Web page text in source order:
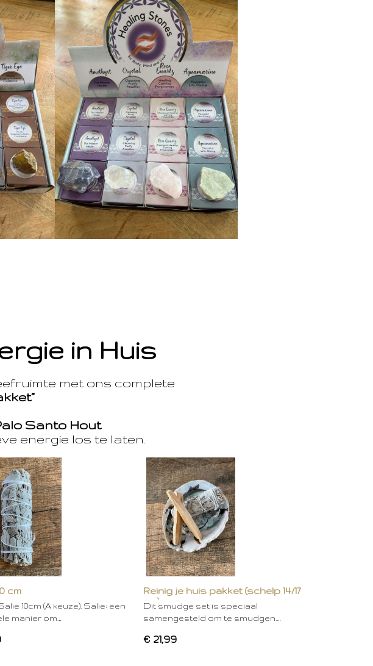
in Huis
met ons complete
Santo Hout
energie los te laten.
cm
10cm (A keuze). Salie: een
manier om…
Reinig je huis pakket (schelp 14/17
cm)
Dit smudge set is speciaal
samengesteld om te smudgen.…
€ 21,99